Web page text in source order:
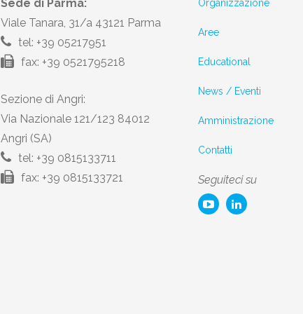
Sede di Parma:
Viale Tanara, 31/a 43121 Parma
tel: +39 05217951
fax: +39 0521795218
Sezione di Angri:
Via Nazionale 121/123 84012
Angri (SA)
tel: +39 0815133711
fax: +39 0815133721
Organizzazione
Aree
Educational
News / Eventi
Amministrazione
Contatti
Seguiteci su